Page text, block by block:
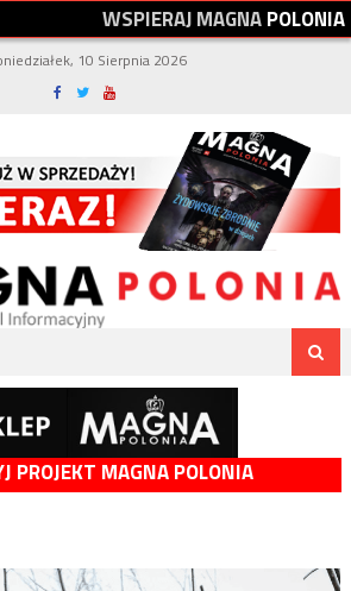
WSPIERAJMAGNAPOLONIA
10 Sierpnia 2026
PROJEKT MAGNA POLONIA